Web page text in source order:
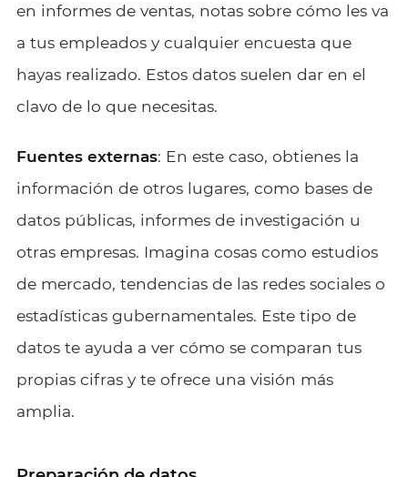
en informes de ventas, notas sobre cómo les va
a tus empleados y cualquier encuesta que
hayas realizado. Estos datos suelen dar en el
clavo de lo que necesitas.
Fuentes externas: En este caso, obtienes la
información de otros lugares, como bases de
datos públicas, informes de investigación u
otras empresas. Imagina cosas como estudios
de mercado, tendencias de las redes sociales o
estadísticas gubernamentales. Este tipo de
datos te ayuda a ver cómo se comparan tus
propias cifras y te ofrece una visión más
amplia.